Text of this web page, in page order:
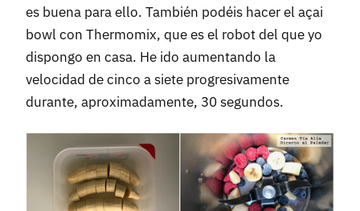
es buena para ello. También podéis hacer el açai
bowl con Thermomix, que es el robot del que yo
dispongo en casa. He ido aumentando la
velocidad de cinco a siete progresivamente
durante, aproximadamente, 30 segundos.